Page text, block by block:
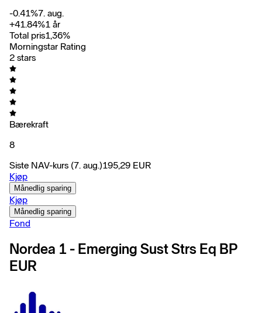
-0.41%7. aug.
+41.84%1 år
Total pris1,36%
Morningstar Rating
2 stars
Bærekraft
8
Siste NAV-kurs (7. aug.)195,29 EUR
Kjøp
Månedlig sparing
Kjøp
Månedlig sparing
Fond
Nordea 1 - Emerging Sust Strs Eq BP
EUR